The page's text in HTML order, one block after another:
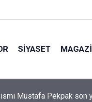
SIYASET
devam eden savaş